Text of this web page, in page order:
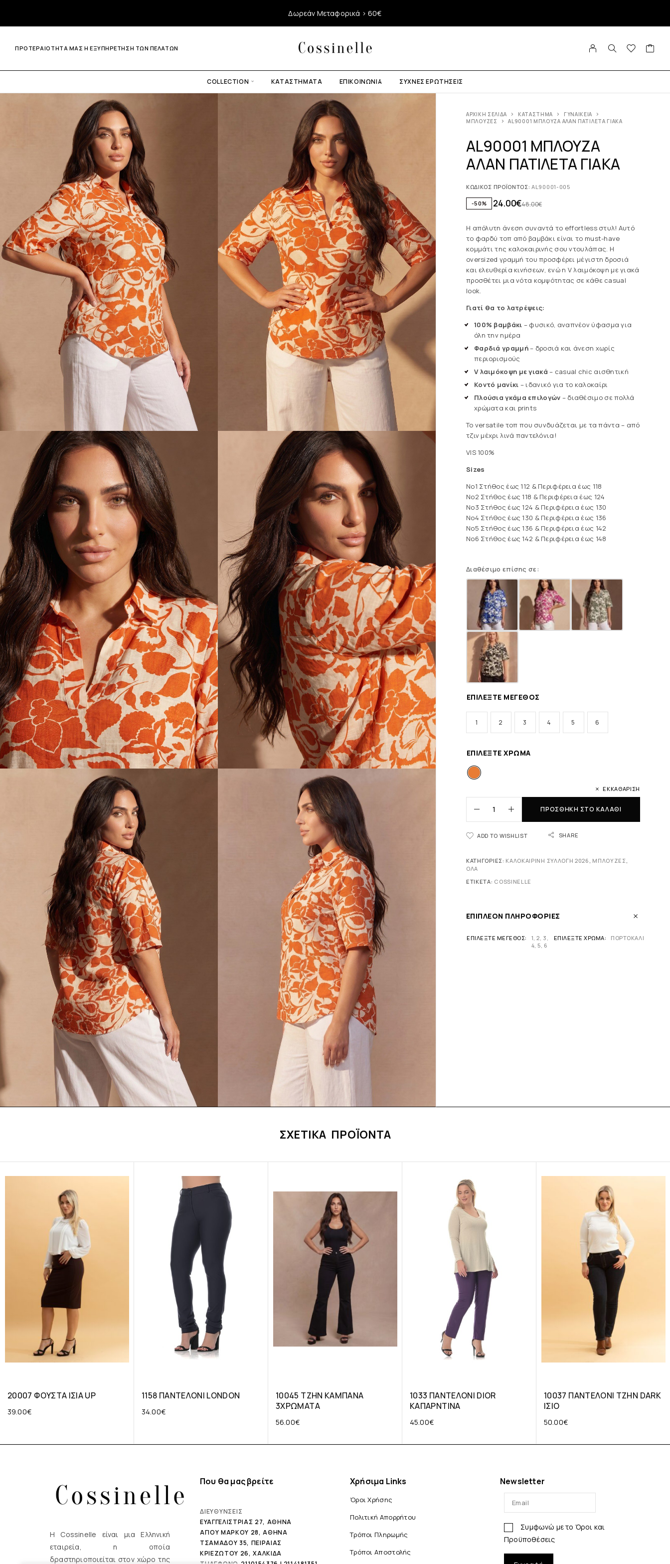
Δωρεάν Μεταφορικά > 60€
ΠΡΟΤΕΡΑΙΟΤΗΤΑ ΜΑΣ Η ΕΞΥΠΗΡΕΤΗΣΗ ΤΩΝ ΠΕΛΑΤΩΝ
COLLECTION ΚΑΤΑΣΤΉΜΑΤΑ ΕΠΙΚΟΙΝΩΝΊΑ ΣΥΧΝΈΣ ΕΡΩΤΉΣΕΙΣ
ΑΡΧΙΚΉ ΣΕΛΊΔΑ ΚΑΤΆΣΤΗΜΑ
ΓΥΝΑΙΚΕΊΑ
ΜΠΛΟΎΖΕΣ
AL90001 ΜΠΛΟΥΖΑ ΑΛΑΝ ΠΑΤΙΛΕΤΑ ΓΙΑΚΑ
AL90001 ΜΠΛΟΥΖΑ
ΑΛΑΝ ΠΑΤΙΛΕΤΑ ΓΙΑΚΑ
ΚΩΔΙΚΌΣ ΠΡΟΪΌΝΤΟΣ:AL90001-005
-50% 48.00€
24.00€
Η απόλυτη άνεση συναντά το effortless στυλ! Αυτό
το φαρδύ τοπ από βαμβάκι είναι το must-have
κομμάτι της καλοκαιρινής σου ντουλάπας. Η
oversized γραμμή του προσφέρει μέγιστη δροσιά
και ελευθερία κινήσεων, ενώ η V λαιμόκοψη με γιακά
προσθέτει μια νότα κομψότητας σε κάθε casual
look.
Γιατί θα το λατρέψεις:
100% βαμβάκι – φυσικό, αναπνέον ύφασμα για
όλη την ημέρα
Φαρδιά γραμμή– δροσιά και άνεση χωρίς
περιορισμούς
V λαιμόκοψη με γιακά – casual chic αισθητική
Κοντό μανίκι – ιδανικό για το καλοκαίρι
Πλούσια γκάμα επιλογών – διαθέσιμο σε πολλά
χρώματα και prints
Το versatile τοπ που συνδυάζεται με τα πάντα – από
τζιν μέχρι λινά παντελόνια!
VIS 100%
Sizes
No1 Στήθος έως 112 & Περιφέρεια έως 118
No2 Στήθος έως 118 & Περιφέρεια έως 124
No3 Στήθος έως 124 & Περιφέρεια έως 130
No4 Στήθος έως 130 & Περιφέρεια έως 136
No5 Στήθος έως 136 & Περιφέρεια έως 142
No6 Στήθος έως 142 & Περιφέρεια έως 148
Διαθέσιμο επίσης σε:
ΕΠΙΛΈΞΤΕ ΜΈΓΕΘΟΣ
1 2 3 4 5 6
ΕΠΙΛΈΞΤΕ ΧΡΏΜΑ
ΕΚΚΑΘΆΡΙΣΗ
ΠΡΟΣΘΉΚΗ ΣΤΟ ΚΑΛΆΘΙ
ADD TO WISHLIST SHARE
ΚΑΤΗΓΟΡΊΕΣ: ΚΑΛΟΚΑΙΡΙΝΉ ΣΥΛΛΟΓΉ 2026 ΜΠΛΟΎΖΕΣ
ΟΛΑ
ΕΤΙΚΈΤΑ: COSSINELLE
ΕΠΙΠΛΈΟΝ ΠΛΗΡΟΦΟΡΊΕΣ
ΕΠΙΛΈΞΤΕ ΜΈΓΕΘΟΣ 1 ,2 3
4 ,5 6
ΕΠΙΛΈΞΤΕ ΧΡΏΜΑ ΠΟΡΤΟΚΑΛΙ
ΣΧΕΤΙΚΆ ΠΡΟΪΌΝΤΑ
20007 ΦΟΥΣΤΑ ΙΣΙΑ UP
39.00€
1158 ΠΑΝΤΕΛΟΝΙ LONDON
34.00€
10045 ΤΖΗΝ ΚΑΜΠΑΝΑ
3ΧΡΩΜΑΤΑ
56.00€
1033 ΠΑΝΤΕΛΟΝΙ DIOR
ΚΑΠΑΡΝΤΙΝΑ
45.00€
10037 ΠΑΝΤΕΛΟΝΙ ΤΖΗΝ DARK
ΙΣΙΟ
50.00€
Η Cossinelle είναι μια Ελληνική
εταιρεία, η οποία
δραστηριοποιείται στον χώρο της
Που θα μας βρείτε
ΔΙΕΥΘΥΝΣΕΙΣ
ΕΥΑΓΓΕΛΙΣΤΡΙΑΣ 27, ΑΘΗΝΑ
ΑΓΙΟΥ ΜΑΡΚΟΥ 28, ΑΘΗΝΑ
ΤΣΑΜΑΔΟΥ 35, ΠΕΙΡΑΙΑΣ
ΚΡΙΕΖΩΤΟΥ 26, ΧΑΛΚΙΔΑ
Χρήσιμα Links
Όροι Χρήσης
Πολιτική Απορρήτου
Τρόποι Πληρωμής
Τρόποι Αποστολής
Newsletter
Συμφωνώ με το Όροι και
Προϋποθέσεις